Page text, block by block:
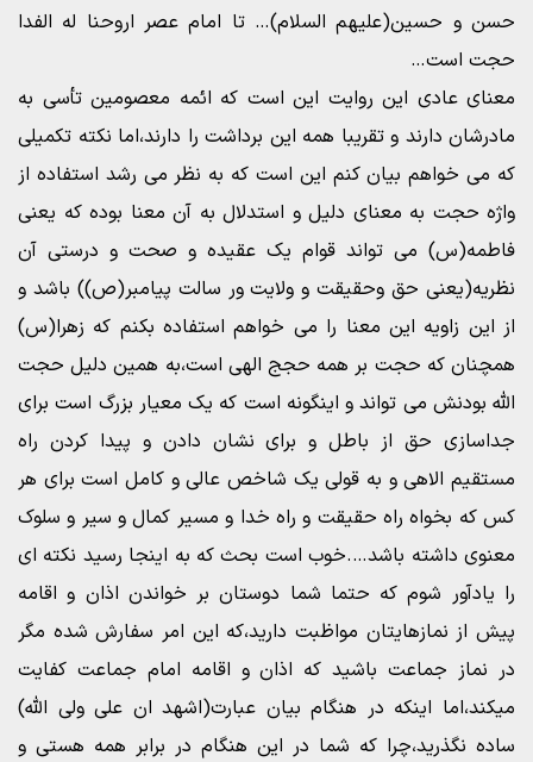
حسن و حسین(علیهم السلام)… تا امام عصر اروحنا له الفدا
حجت است…
معنای عادی این روایت این است که ائمه معصومین تأسی به
مادرشان دارند و تقریبا همه این برداشت را دارند،اما نکته تکمیلی
که می خواهم بیان کنم این است که به نظر می رشد استفاده از
واژه حجت به معنای دلیل و استدلال به آن معنا بوده که یعنی
فاطمه(س) می تواند قوام یک عقیده و صحت و درستی آن
نظریه(یعنی حق وحقیقت و ولایت ور سالت پیامبر(ص)) باشد و
از این زاویه این معنا را می خواهم استفاده بکنم که زهرا(س)
همچنان که حجت بر همه حجج الهی است،به همین دلیل حجت
الله بودنش می تواند و اینگونه است که یک معیار بزرگ است برای
جداسازی حق از باطل و برای نشان دادن و پیدا کردن راه
مستقیم الاهی و به قولی یک شاخص عالی و کامل است برای هر
کس که بخواه راه حقیقت و راه خدا و مسیر کمال و سیر و سلوک
معنوی داشته باشد….خوب است بحث که به اینجا رسید نکته ای
را یادآور شوم که حتما شما دوستان بر خواندن اذان و اقامه
پیش از نمازهایتان مواظبت دارید،که این امر سفارش شده مگر
در نماز جماعت باشید که اذان و اقامه امام جماعت کفایت
میکند،اما اینکه در هنگام بیان عبارت(اشهد ان علی ولی الله)
ساده نگذرید،چرا که شما در این هنگام در برابر همه هستی و